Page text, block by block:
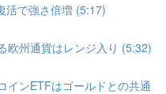
活で強さ倍増 (5:17)
欧州通貨はレンジ入り (5:32)
インETFはゴールドとの共通